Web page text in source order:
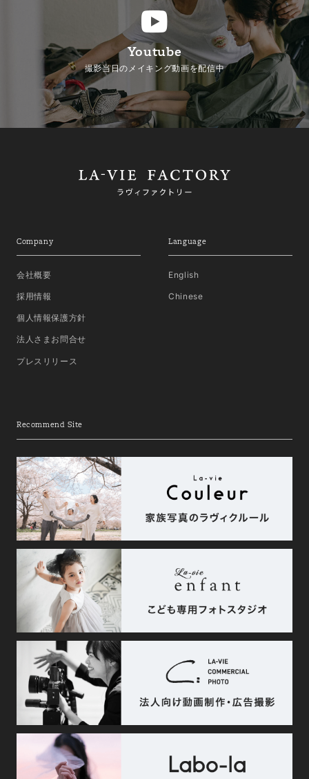
Youtube
撮影当日のメイキング動画を配信中
Company
会社概要
採用情報
個人情報保護方針
法人さまお問合せ
プレスリリース
Language
English
Chinese
Recommend Site